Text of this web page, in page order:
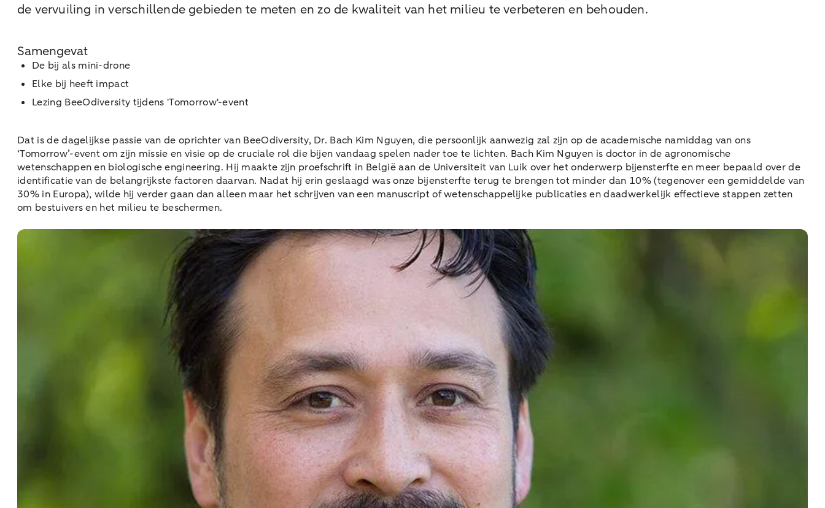
de vervuiling in verschillende gebieden te meten en zo de kwaliteit van het milieu te verbeteren en behouden.
Samengevat
De bij als mini-drone
Elke bij heeft impact
Lezing BeeOdiversity tijdens 'Tomorrow'-event
Dat is de dagelijkse passie van de oprichter van BeeOdiversity, Dr. Bach Kim Nguyen, die persoonlijk aanwezig zal zijn op de academische namiddag van ons
‘Tomorrow’-event om zijn missie en visie op de cruciale rol die bijen vandaag spelen nader toe te lichten. Bach Kim Nguyen is doctor in de agronomische
wetenschappen en biologische engineering. Hij maakte zijn proefschrift in België aan de Universiteit van Luik over het onderwerp bijensterfte en meer bepaald over de
identificatie van de belangrijkste factoren daarvan. Nadat hij erin geslaagd was onze bijensterfte terug te brengen tot minder dan 10% (tegenover een gemiddelde van
30% in Europa), wilde hij verder gaan dan alleen maar het schrijven van een manuscript of wetenschappelijke publicaties en daadwerkelijk effectieve stappen zetten
om bestuivers en het milieu te beschermen.